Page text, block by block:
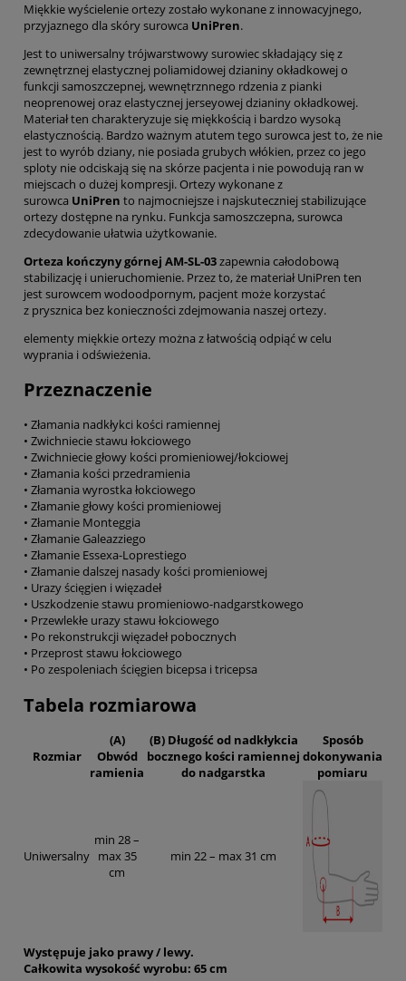
Miękkie wyścielenie ortezy zostało wykonane z innowacyjnego,
przyjaznego dla skóry surowca UniPren.
Jest to uniwersalny trójwarstwowy surowiec składający się z
zewnętrznej elastycznej poliamidowej dzianiny okładkowej o
funkcji samoszczepnej, wewnętrznnego rdzenia z pianki
neoprenowej oraz elastycznej jerseyowej dzianiny okładkowej.
Materiał ten charakteryzuje się miękkością i bardzo wysoką
elastycznością. Bardzo ważnym atutem tego surowca jest to, że nie
jest to wyrób dziany, nie posiada grubych włókien, przez co jego
sploty nie odciskają się na skórze pacjenta i nie powodują ran w
miejscach o dużej kompresji. Ortezy wykonane z
surowca UniPren to najmocniejsze i najskuteczniej stabilizujące
ortezy dostępne na rynku. Funkcja samoszczepna, surowca
zdecydowanie ułatwia użytkowanie.
Orteza kończyny górnej AM-SL-03zapewnia całodobową
stabilizację i unieruchomienie. Przez to, że materiał UniPren ten
jest surowcem wodoodpornym, pacjent może korzystać
z prysznica bez konieczności zdejmowania naszej ortezy.
elementy miękkie ortezy można z łatwością odpiąć w celu
wyprania i odświeżenia.
Przeznaczenie
• Złamania nadkłykci kości ramiennej
• Zwichniecie stawu łokciowego
• Zwichniecie głowy kości promieniowej/łokciowej
• Złamania kości przedramienia
• Złamania wyrostka łokciowego
• Złamanie głowy kości promieniowej
• Złamanie Monteggia
• Złamanie Galeazziego
• Złamanie Essexa-Loprestiego
• Złamanie dalszej nasady kości promieniowej
• Urazy ścięgien i więzadeł
• Uszkodzenie stawu promieniowo-nadgarstkowego
• Przewlekłe urazy stawu łokciowego
• Po rekonstrukcji więzadeł pobocznych
• Przeprost stawu łokciowego
• Po zespoleniach ścięgien bicepsa i tricepsa
Tabela rozmiarowa
Rozmiar
(A)
Obwód
ramienia
(B) Długość od nadkłykcia
bocznego kości ramiennej
do nadgarstka
Sposób
dokonywania
pomiaru
Uniwersalny
min 28 –
max 35
cm
min 22 – max 31 cm
Występuje jako prawy / lewy.
Całkowita wysokość wyrobu: 65 cm